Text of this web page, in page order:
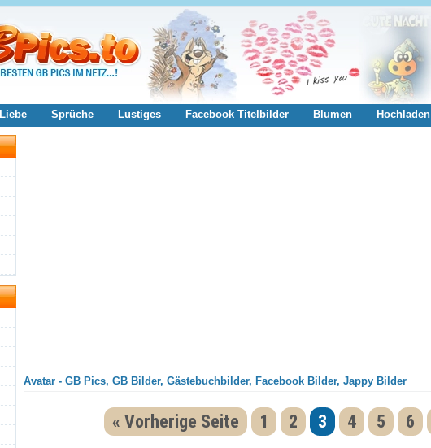
Liebe Sprüche Lustiges Facebook Titelbilder Blumen Hochladen
Avatar - GB Pics, GB Bilder, Gästebuchbilder, Facebook Bilder, Jappy Bilder
« Vorherige Seite 1 2 3 4 5 6